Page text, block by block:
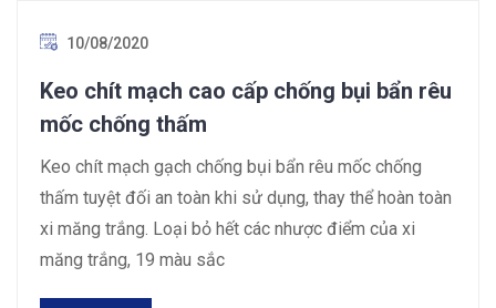
10/08/2020
Keo chít mạch cao cấp chống bụi bẩn rêu
mốc chống thấm
Keo chít mạch gạch chống bụi bẩn rêu mốc chống
thấm tuyệt đối an toàn khi sử dụng, thay thể hoàn toàn
xi măng trắng. Loại bỏ hết các nhược điểm của xi
măng trắng, 19 màu sắc